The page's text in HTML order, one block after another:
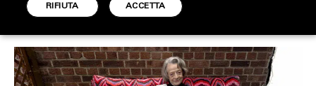
FOOTWEAR
ACCESSORIES
STYLE
6 NOVEMBRE 2024
ACCETTA
RIFIUTA